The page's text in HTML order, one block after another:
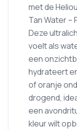
met de
Tan Water –
Deze
voelt als
een
hydrateert
of oranje
drogend,
een
kleur wilt